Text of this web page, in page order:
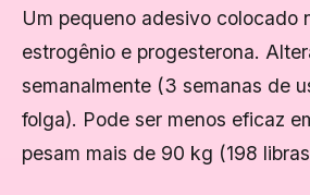
Um pequeno adesivo colocado
estrogênio e progesterona.
semanalmente (3 semanas de
folga). Pode ser menos eficaz
pesam mais de 90 kg (198